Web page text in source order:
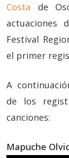
Costa de
actuaciones
Festival
el primer
A
de los
canciones:
Mapuche